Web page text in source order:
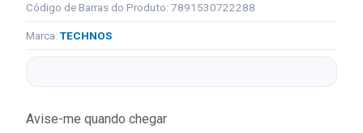
Código de Barras do Produto: 7891530722288
Marca: TECHNOS
Avise-me quando chegar